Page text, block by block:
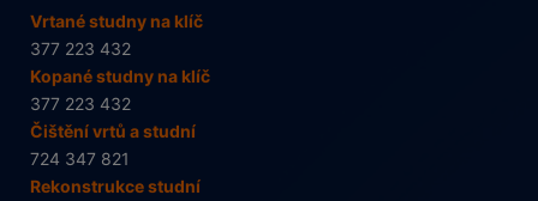
Vrtané studny na klíč
377 223 432
Kopané studny na klíč
377 223 432
Čištění vrtů a studní
724 347 821
Rekonstrukce studní